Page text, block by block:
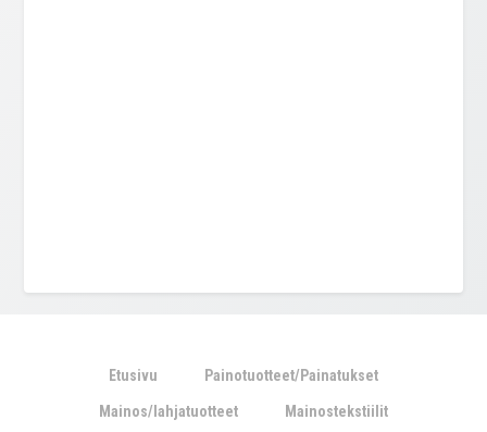
Etusivu Painotuotteet/Painatukset
Mainos/lahjatuotteet Mainostekstiilit